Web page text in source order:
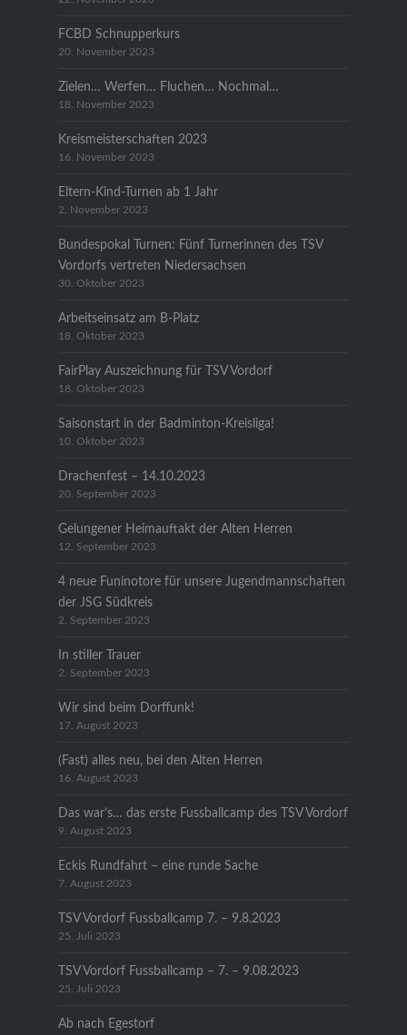
FCBD Schnupperkurs
20. November 2023
Zielen… Werfen… Fluchen… Nochmal…
18. November 2023
Kreismeisterschaften 2023
16. November 2023
Eltern-Kind-Turnen ab 1 Jahr
2. November 2023
Bundespokal Turnen: Fünf Turnerinnen des TSV
Vordorfs vertreten Niedersachsen
30. Oktober 2023
Arbeitseinsatz am B-Platz
18. Oktober 2023
FairPlay Auszeichnung für TSV Vordorf
18. Oktober 2023
Saisonstart in der Badminton-Kreisliga!
10. Oktober 2023
Drachenfest – 14.10.2023
20. September 2023
Gelungener Heimauftakt der Alten Herren
12. September 2023
4 neue Funinotore für unsere Jugendmannschaften
der JSG Südkreis
2. September 2023
In stiller Trauer
2. September 2023
Wir sind beim Dorffunk!
17. August 2023
(Fast) alles neu, bei den Alten Herren
16. August 2023
Das war’s… das erste Fussballcamp des TSV Vordorf
9. August 2023
Eckis Rundfahrt – eine runde Sache
7. August 2023
TSV Vordorf Fussballcamp 7. – 9.8.2023
25. Juli 2023
TSV Vordorf Fussballcamp – 7. – 9.08.2023
25. Juli 2023
Ab nach Egestorf